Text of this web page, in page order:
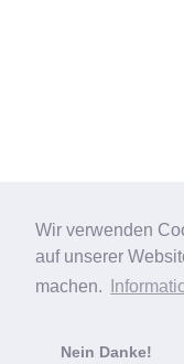
Wir verwenden
auf unserer
machen.
Nein Danke!